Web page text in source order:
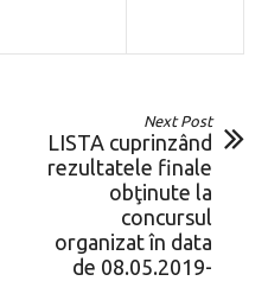
Next Post
LISTA cuprinzând
rezultatele finale
obţinute la
concursul
organizat în data
de 08.05.2019-